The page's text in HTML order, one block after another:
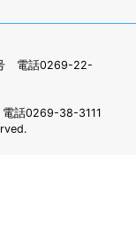
電話0269-22-
話0269-38-3111